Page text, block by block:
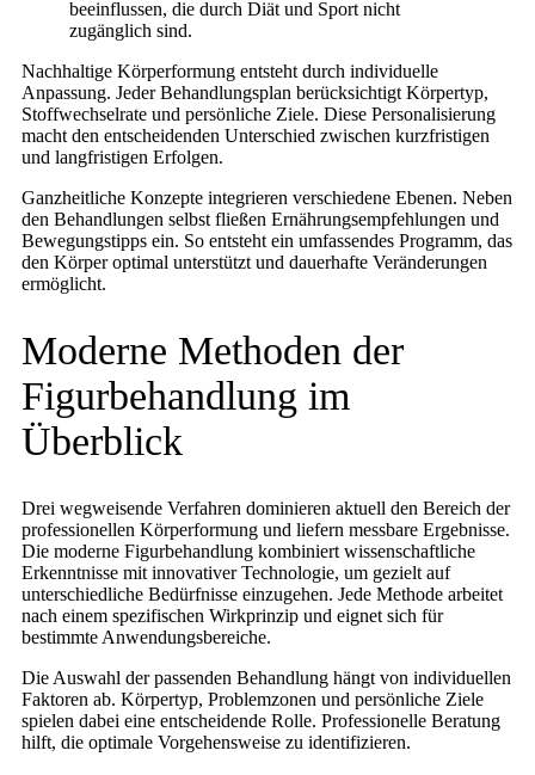
beeinflussen, die durch Diät und Sport nicht
zugänglich sind.
Nachhaltige Körperformung entsteht durch individuelle
Anpassung. Jeder Behandlungsplan berücksichtigt Körpertyp,
Stoffwechselrate und persönliche Ziele. Diese Personalisierung
macht den entscheidenden Unterschied zwischen kurzfristigen
und langfristigen Erfolgen.
Ganzheitliche Konzepte integrieren verschiedene Ebenen. Neben
den Behandlungen selbst fließen Ernährungsempfehlungen und
Bewegungstipps ein. So entsteht ein umfassendes Programm, das
den Körper optimal unterstützt und dauerhafte Veränderungen
ermöglicht.
Moderne Methoden der
Figurbehandlung im
Überblick
Drei wegweisende Verfahren dominieren aktuell den Bereich der
professionellen Körperformung und liefern messbare Ergebnisse.
Die moderne Figurbehandlung kombiniert wissenschaftliche
Erkenntnisse mit innovativer Technologie, um gezielt auf
unterschiedliche Bedürfnisse einzugehen. Jede Methode arbeitet
nach einem spezifischen Wirkprinzip und eignet sich für
bestimmte Anwendungsbereiche.
Die Auswahl der passenden Behandlung hängt von individuellen
Faktoren ab. Körpertyp, Problemzonen und persönliche Ziele
spielen dabei eine entscheidende Rolle. Professionelle Beratung
hilft, die optimale Vorgehensweise zu identifizieren.